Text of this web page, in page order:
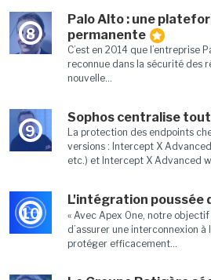
8
Palo Alto : une
permanente
C’est en 2014 que l’entreprise
reconnue dans la sécurité des
nouvelle...
9
Sophos centralise
La protection des endpoints
versions : Intercept X
etc.) et Intercept X Advanced
10
L'intégration poussée
« Avec Apex One, notre
d’assurer une interconnexion à
protéger efficacement...